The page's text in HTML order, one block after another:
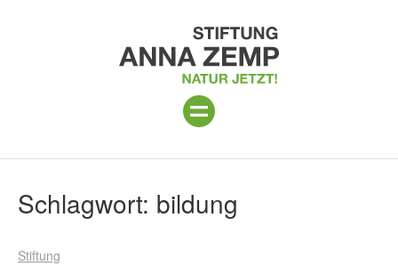
PROGRAMM 2026
PROJEKTE
Schlagwort: bildung
Stiftung